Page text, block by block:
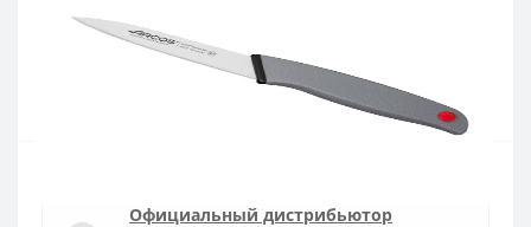
Купить в один клик
Введите номер телефона и мы перезвоним
Купить
Официальный дистрибьютор